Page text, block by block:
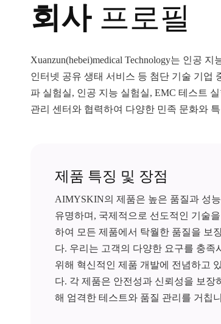
회사 프로필
Xuanzun(hebei)medical Technology는 인공
인터넷 공유 생태 서비스 등 첨단 기술 기업
파 실험실, 인공 지능 실험실, EMC 테스트
관리 센터와 협력하여 다양한 민족 문화와
제품 특징 및 장점
AIMYSKIN의 제품은 높은 품질과 성
유명하며, 국제적으로 선도적인 기술
하여 모든 제품에서 탁월한 품질을 보
다. 우리는 고객의 다양한 요구를 충족
위해 혁신적인 제품 개발에 전념하고
다. 각 제품은 안전성과 신뢰성을 보장
해 엄격한 테스트와 품질 관리를 거칩